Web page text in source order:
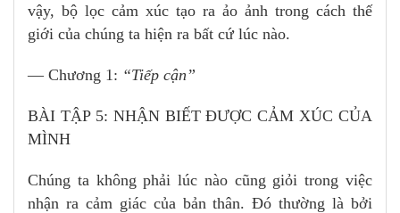
vậy, bộ lọc cảm xúc tạo ra ảo ảnh trong cách thế
giới của chúng ta hiện ra bất cứ lúc nào.
— Chương 1: “Tiếp cận”
BÀI TẬP 5: NHẬN BIẾT ĐƯỢC CẢM XÚC CỦA
MÌNH
Chúng ta không phải lúc nào cũng giỏi trong việc
nhận ra cảm giác của bản thân. Đó thường là bởi